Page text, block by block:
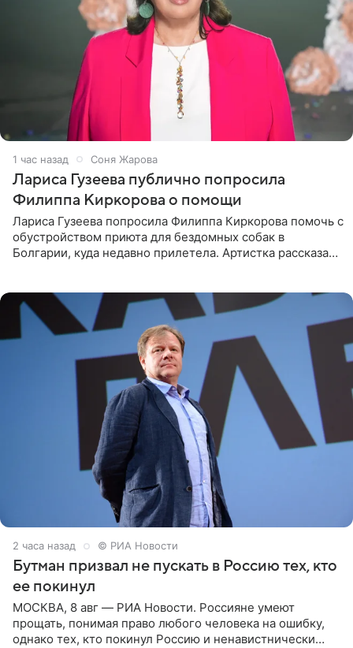
1 час назад Соня Жарова
Лариса Гузеева публично попросила
Филиппа Киркорова о помощи
Лариса Гузеева попросила Филиппа Киркорова помочь с
обустройством приюта для бездомных собак в
Болгарии, куда недавно прилетела. Артистка рассказала
2 часа назад © РИА Новости
Бутман призвал не пускать в Россию тех, кто
ее покинул
МОСКВА, 8 авг — РИА Новости. Россияне умеют
прощать, понимая право любого человека на ошибку,
однако тех, кто покинул Россию и ненавистнически